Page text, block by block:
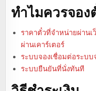
ทำไมควรจอง
ราคาตั๋วที่จำหน่ายผ่าน
ผ่านเคาร์เตอร์
ระบบจองเชื่อมต่อระบ
ระบบยืนยันที่นั่งทันที